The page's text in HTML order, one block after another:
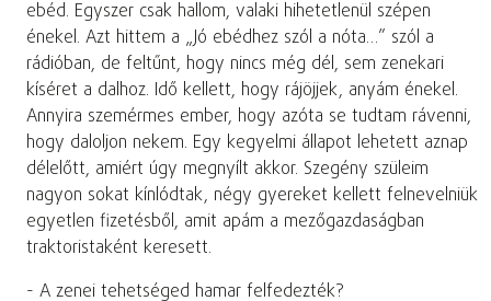
ebéd. Egyszer csak hallom, valaki hihetetlenül szépen
énekel. Azt hittem a „Jó ebédhez szól a nóta…” szól a
rádióban, de feltűnt, hogy nincs még dél, sem zenekari
kíséret a dalhoz. Idő kellett, hogy rájöjjek, anyám énekel.
Annyira szemérmes ember, hogy azóta se tudtam rávenni,
hogy daloljon nekem. Egy kegyelmi állapot lehetett aznap
délelőtt, amiért úgy megnyílt akkor. Szegény szüleim
nagyon sokat kínlódtak, négy gyereket kellett felnevelniük
egyetlen fizetésből, amit apám a mezőgazdaságban
traktoristaként keresett.
- A zenei tehetséged hamar felfedezték?